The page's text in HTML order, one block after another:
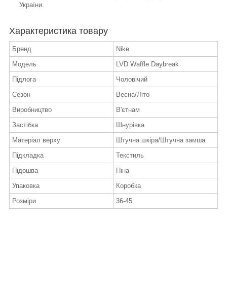
України.
Характеристика товару
Бренд
Nike
Модель
LVD Waffle Daybreak
Підлога
Чоловічий
Сезон
Весна/Літо
Виробництво
В'єтнам
Застібка
Шнурівка
Матеріал верху
Штучна шкіра/Штучна замша
Підкладка
Текстиль
Підошва
Піна
Упаковка
Коробка
Розміри
36-45